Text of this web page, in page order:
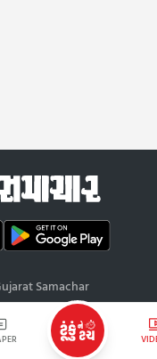
Samachar